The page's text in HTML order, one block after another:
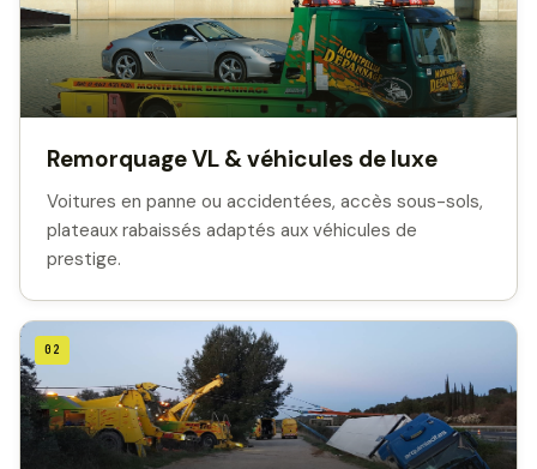
Remorquage VL & véhicules de luxe
Voitures en panne ou accidentées, accès sous-sols,
plateaux rabaissés adaptés aux véhicules de
prestige.
02